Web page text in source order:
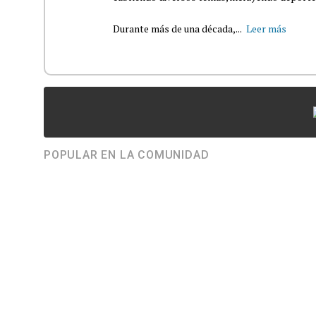
Durante más de una década,... Leer más
POPULAR EN LA COMUNIDAD